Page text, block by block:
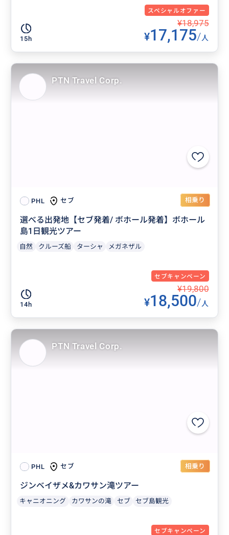
スペシャルオファー
15h
¥18,975
¥17,175/人
PHL セブ 相乗り
選べる出発地【セブ発着/ ボホール発着】ボホール
島1日観光ツアー
自然 クルーズ船 ターシャ メガネザル
セブキャンペーン
14h
¥19,800
¥18,500/人
PTN Travel Corp.
PHL セブ 相乗り
ジンベイザメ&カワサン滝ツアー
キャニオニング カワサンの滝 セブ セブ島観光
セブキャンペーン
PTN Travel Corp.